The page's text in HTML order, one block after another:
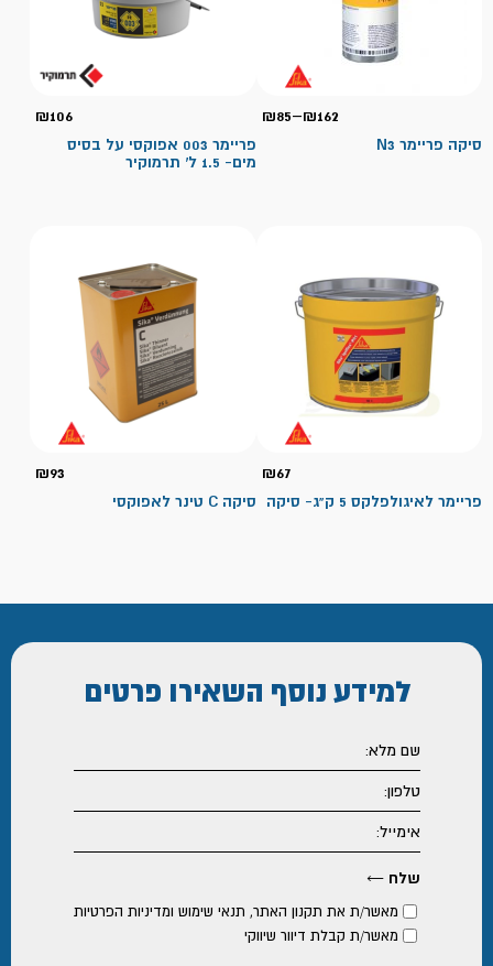
₪85–₪162
⁦₪85⁩
עד
סיקה פריימר N3
₪106
פריימר 003 אפוקסי על בסיס
מים- 1.5 ל' תרמוקיר
₪67
פריימר לאיגולפלקס 5 ק"ג- סיקה
₪93
סיקה C טינר לאפוקסי
למידע נוסף השאירו פרטים
מאשר/ת את תקנון האתר, תנאי שימוש ומדיניות הפרטיות
מאשר/ת קבלת דיוור שיווקי